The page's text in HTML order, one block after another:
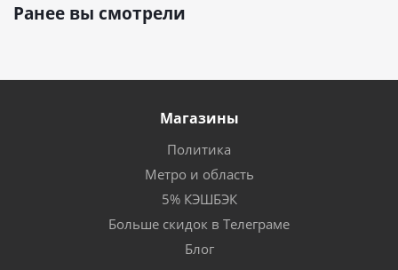
Ранее вы смотрели
Магазины
Политика
Метро и область
5% КЭШБЭК
Больше скидок в Телеграме
Блог